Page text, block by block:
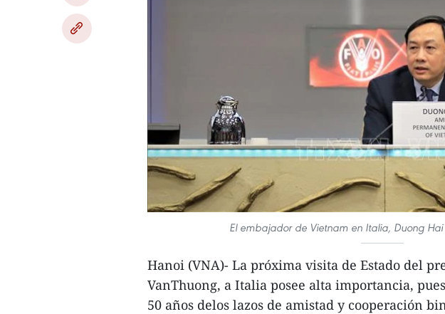
El embajador de Vietnam en Italia, Duong
Hanoi (VNA)- La próxima visita de Estado del
VanThuong, a Italia posee alta importancia,
50 años delos lazos de amistad y cooperación